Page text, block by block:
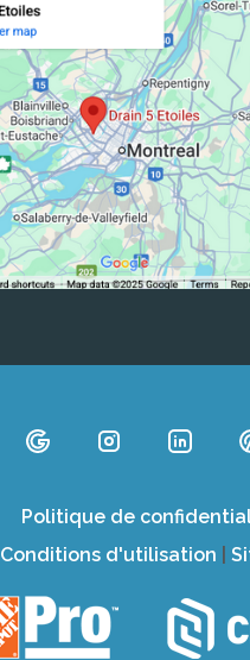
Politique de
Conditions d'utilisation